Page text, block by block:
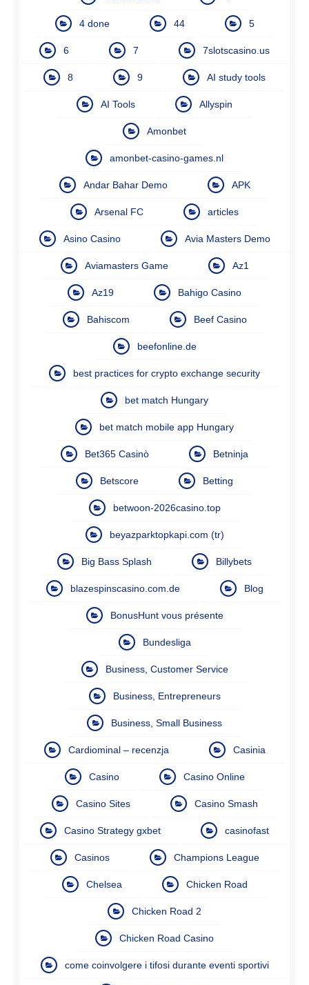
4 done 44 5
6 7 7slotscasino.us
8 9 AI study tools
AI Tools Allyspin
Amonbet
amonbet-casino-games.nl
Andar Bahar Demo APK
Arsenal FC articles
Asino Casino Avia Masters Demo
Aviamasters Game Az1
Az19 Bahigo Casino
Bahiscom Beef Casino
beefonline.de
best practices for crypto exchange security
bet match Hungary
bet match mobile app Hungary
Bet365 Casinò Betninja
Betscore Betting
betwoon-2026casino.top
beyazparktopkapi.com (tr)
Big Bass Splash Billybets
blazespinscasino.com.de Blog
BonusHunt vous présente
Bundesliga
Business, Customer Service
Business, Entrepreneurs
Business, Small Business
Cardiominal – recenzja Casinia
Casino Casino Online
Casino Sites Casino Smash
Casino Strategy gxbet casinofast
Casinos Champions League
Chelsea Chicken Road
Chicken Road 2
Chicken Road Casino
come coinvolgere i tifosi durante eventi sportivi